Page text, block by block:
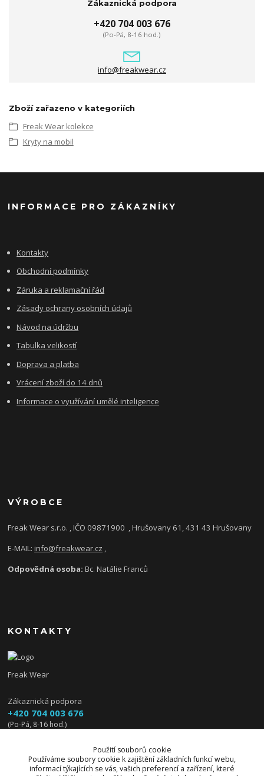
Zákaznická podpora
+420 704 003 676
(Po-Pá, 8-16 hod.)
info@freakwear.cz
Zboží zařazeno v kategoriích
Freak Wear kolekce
Kryty na mobil
INFORMACE PRO ZÁKAZNÍKY
Kontakty
Obchodní podmínky
Záruka a reklamační řád
Zásady ochrany osobních údajů
Návod na údržbu
Tabulka velikostí
Doprava a platba
Vrácení zboží do 14 dnů
Informace o využívání umělé inteligence
VÝROBCE
Freak Wear s.r.o. , IČO 09871900 , Hrušovany 61, 431 43 Hrušovany
E-MAIL:info@freakwear.cz ,
Odpovědná osoba:Bc. Natálie Franců
KONTAKTY
Freak Wear
Zákaznická podpora
+420 704 003 676
(Po-Pá, 8-16 hod.)
info@freakwear.czPoužití souborů cookie
Používáme soubory cookie k zajištění základních funkcí webu,
informací týkajících se vás, vašich preferencí a zařízení, které